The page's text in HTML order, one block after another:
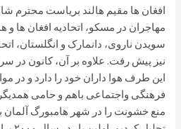
افغان ها مقیم هالند بریاست محترم
مهاجران در مسکو، اتحادیه افغان ها و
سویدن ناروی، دانمارک و انگلستان،
نیز پیش رفت. علاوه بر آن، کانون در
این طرف هوا داران خود را دارد و در
فرهنگی واجتماعی باهم و حامی همدیگر
منع خشونت را در شهر هامبورگ آلمان